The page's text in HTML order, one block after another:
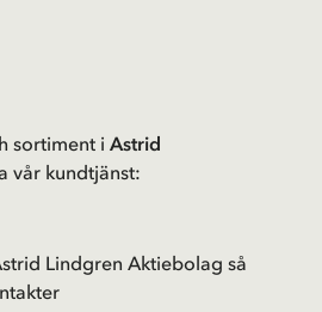
sortiment i Astrid
vår kundtjänst:
Lindgren Aktiebolag så